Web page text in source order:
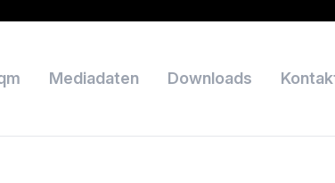
Mediadaten Downloads